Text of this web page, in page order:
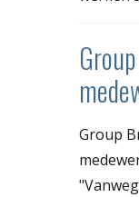
Group